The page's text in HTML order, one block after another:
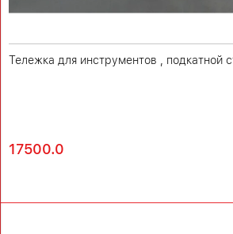
Тележка для инструментов , подкатной
17500.0